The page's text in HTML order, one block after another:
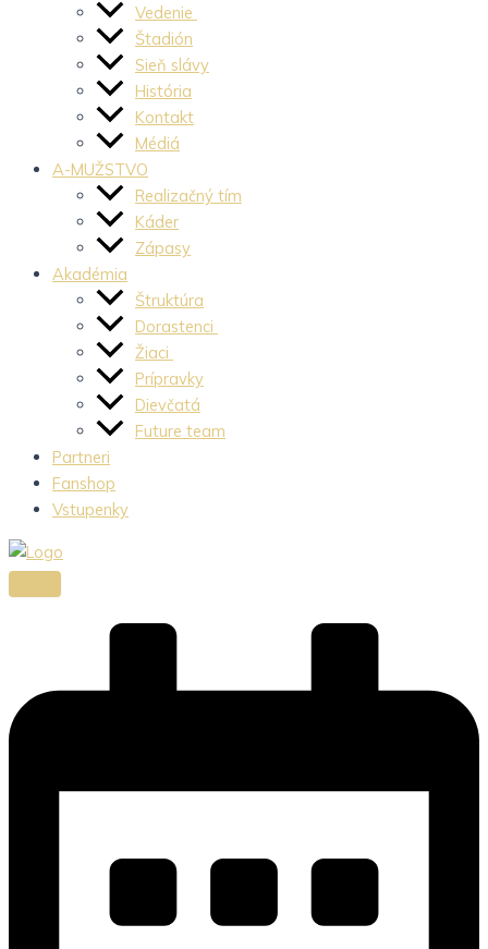
Vedenie
Štadión
Sieň slávy
História
Kontakt
Médiá
A-MUŽSTVO
Realizačný tím
Káder
Zápasy
Akadémia
Štruktúra
Dorastenci
Žiaci
Prípravky
Dievčatá
Future team
Partneri
Fanshop
Vstupenky